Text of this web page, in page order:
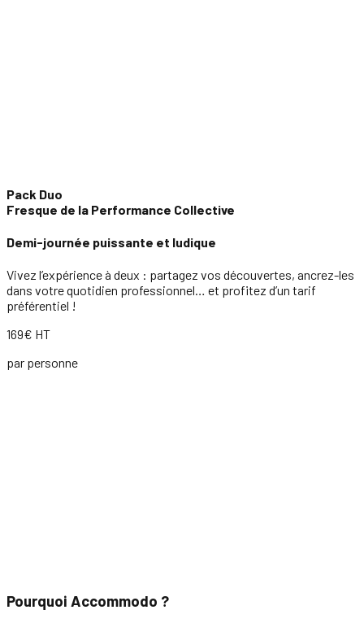
Pack Duo
Fresque de la Performance Collective
Demi-journée puissante et ludique
Vivez l’expérience à deux : partagez vos découvertes, ancrez-les
dans votre quotidien professionnel… et profitez d’un tarif
préférentiel !
169€ HT
par personne
Pourquoi Accommodo ?